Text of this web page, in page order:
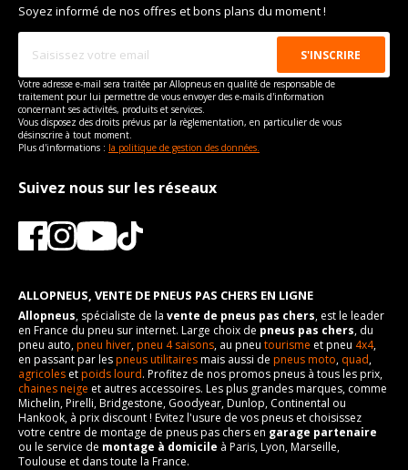
Soyez informé de nos offres et bons plans du moment !
Votre adresse e-mail sera traitée par Allopneus en qualité de responsable de
traitement pour lui permettre de vous envoyer des e-mails d'information
concernant ses activités, produits et services.
Vous disposez des droits prévus par la règlementation, en particulier de vous
désinscrire à tout moment.
Plus d'informations : la politique de gestion des données.
Suivez nous sur les réseaux
ALLOPNEUS, VENTE DE PNEUS PAS CHERS EN LIGNE
Allopneus, spécialiste de la vente de pneus pas chers, est le leader
en France du pneu sur internet. Large choix de pneus pas chers, du
pneu auto,pneu hiver,pneu 4 saisons, au pneu tourisme et pneu 4x4,
en passant par lespneus utilitairesmais aussi de pneus moto, quad,
agricoles etpoids lourd. Profitez de nos promos pneus à tous les prix,
chaines neige et autres accessoires. Les plus grandes marques, comme
Michelin, Pirelli, Bridgestone, Goodyear, Dunlop, Continental ou
Hankook, à prix discount ! Evitez l'usure de vos pneus et choisissez
votre centre de montage de pneus pas chers en garage partenaire
ou le service de montage à domicile à Paris, Lyon, Marseille,
Toulouse et dans toute la France.